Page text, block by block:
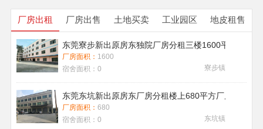
厂房出租 厂房出售 土地买卖 工业园区 地皮租售
东莞寮步新出原房东独院厂房分租三楼1600平方带地
厂房面积： 1600
宿舍面积： 0 寮步镇
东莞东坑新出原房东厂房分租楼上680平方厂房出租现
厂房面积： 680
宿舍面积： 0 东坑镇